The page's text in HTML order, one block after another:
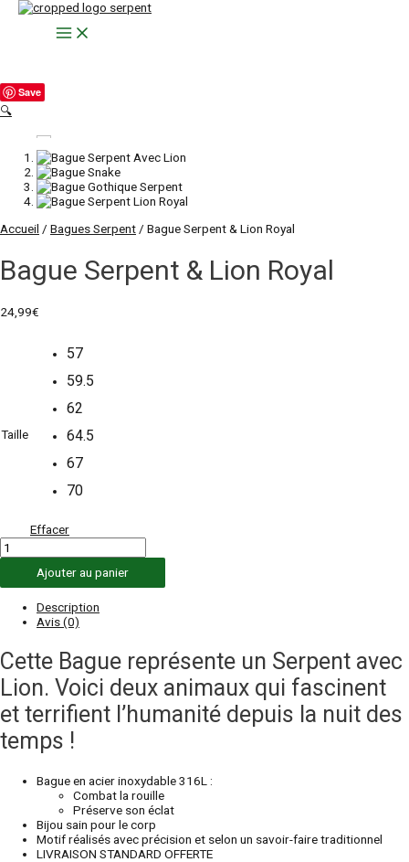
Aller
Main
Menu
Save
🔍
Accueil / Bagues Serpent / Bague Serpent & Lion Royal
Bague Serpent & Lion Royal
24,99€
Taille
57
59.5
62
64.5
67
70
Effacer
quantité
de
Serpent
Ajouter au panier
Description
Avis (0)
Cette Bague représente un Serpent avec
Lion. Voici deux animaux qui fascinent
et terrifient l’humanité depuis la nuit des
temps !
Bague en acier inoxydable 316L :
Combat la rouille
Préserve son éclat
Bijou sain pour le corp
Motif réalisés avec précision et selon un savoir-faire traditionnel
LIVRAISON STANDARD OFFERTE